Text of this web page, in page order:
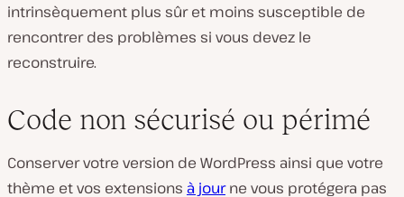
intrinsèquement plus sûr et moins susceptible de
rencontrer des problèmes si vous devez le
reconstruire.
Code non sécurisé ou périmé
Conserver votre version de WordPress ainsi que votre
thème et vos extensions à journe vous protégera pas